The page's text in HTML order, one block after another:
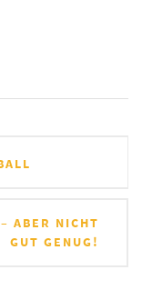
ABER NICHT
GUT GENUG!